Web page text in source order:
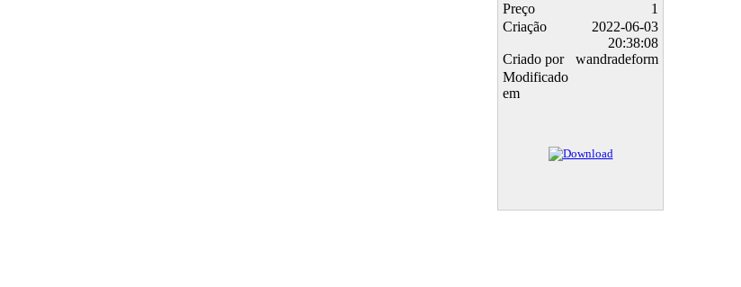
Preço
1
Criação
2022-06-03
20:38:08
Criado por
wandradeform
Modificado
em